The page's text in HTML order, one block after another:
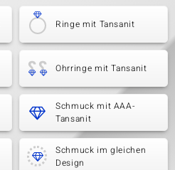
Ringe mit Tansanit
Ohrringe mit Tansanit
Schmuck mit AAA-
Tansanit
Schmuck im gleichen
Design